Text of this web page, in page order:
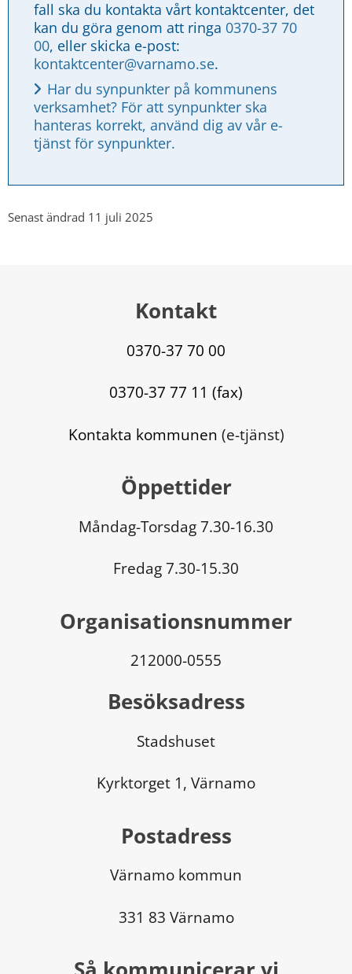
fall ska du kontakta vårt kontaktcenter, det
kan du göra genom att ringa 0370-37 70
00
kontaktcenter@varnamo.se.
Har du synpunkter på kommunens
verksamhet? För att synpunkter ska
hanteras korrekt, använd dig av vår e-
tjänst för synpunkter.
Senast ändrad 11 juli 2025
Kontakt
0370-37 70 00
0370-37 77 11 (fax)
Kontakta kommunen (e-tjänst)
Öppettider
Måndag-Torsdag 7.30-16.30
Fredag 7.30-15.30
Organisationsnummer
212000-0555
Besöksadress
Stadshuset
Kyrktorget 1, Värnamo
Postadress
Värnamo kommun
331 83 Värnamo